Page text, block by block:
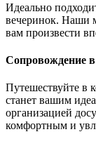
Идеально
вечеринок. Наши
вам произвести
Сопровождение
Путешествуйте в
станет вашим
организацией
комфортным и